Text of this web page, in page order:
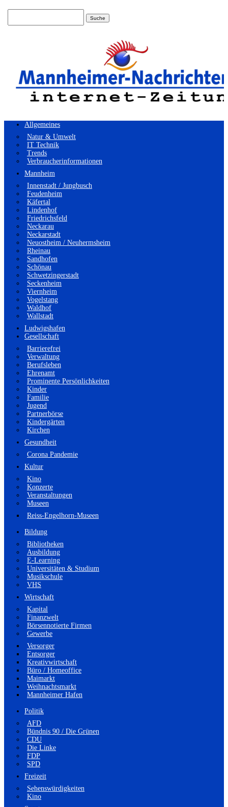
Allgemeines
Natur & Umwelt
IT Technik
Trends
Verbraucherinformationen
Mannheim
Innenstadt / Jungbusch
Feudenheim
Käfertal
Lindenhof
Friedrichsfeld
Neckarau
Neckarstadt
Neuostheim / Neuhermsheim
Rheinau
Sandhofen
Schönau
Schwetzingerstadt
Seckenheim
Viernheim
Vogelstang
Waldhof
Wallstadt
Ludwigshafen
Gesellschaft
Barrierefrei
Verwaltung
Berufsleben
Ehrenamt
Prominente Persönlichkeiten
Kinder
Familie
Jugend
Partnerbörse
Kindergärten
Kirchen
Gesundheit
Corona Pandemie
Kultur
Kino
Konzerte
Veranstaltungen
Museen
Reiss-Engelhorn-Museen
Bildung
Bibliotheken
Ausbildung
E-Learning
Universitäten & Studium
Musikschule
VHS
Wirtschaft
Kapital
Finanzwelt
Börsennotierte Firmen
Gewerbe
Versorger
Entsorger
Kreativwirtschaft
Büro / Homeoffice
Maimarkt
Weihnachtsmarkt
Mannheimer Hafen
Politik
AFD
Bündnis 90 / Die Grünen
CDU
Die Linke
FDP
SPD
Freizeit
Sehenswürdigkeiten
Kino